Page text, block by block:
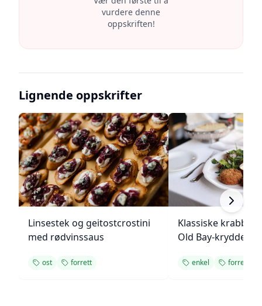
vurdere denne
oppskriften!
Lignende oppskrifter
Linsestek og geitostcrostini
med rødvinssaus
ost forrett
Klassiske
Old Bay-krydder
enkel forrett